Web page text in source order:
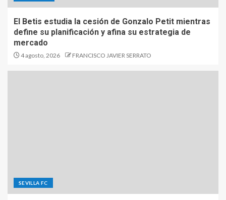
El Betis estudia la cesión de Gonzalo Petit mientras
define su planificación y afina su estrategia de
mercado
4 agosto, 2026 FRANCISCO JAVIER SERRATO
SEVILLA FC